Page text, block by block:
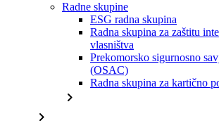
Radne skupine
ESG radna skupina
Radna skupina za zaštitu
vlasništva
Prekomorsko sigurnosno
(OSAC)
Radna skupina za kartično
chevron_right
chevron_right